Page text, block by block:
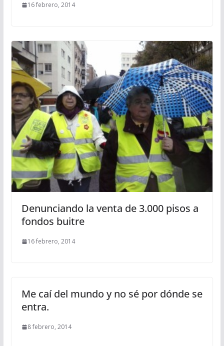
16 febrero, 2014
Denunciando la venta de 3.000 pisos a
fondos buitre
16 febrero, 2014
Me caí del mundo y no sé por dónde se
entra.
8 febrero, 2014